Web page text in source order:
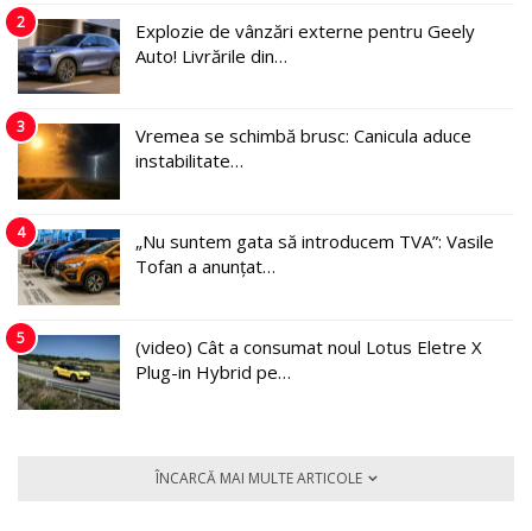
2
Explozie de vânzări externe pentru Geely
Auto! Livrările din…
3
Vremea se schimbă brusc: Canicula aduce
instabilitate…
4
„Nu suntem gata să introducem TVA”: Vasile
Tofan a anunțat…
5
(video) Cât a consumat noul Lotus Eletre X
Plug-in Hybrid pe…
ÎNCARCĂ MAI MULTE ARTICOLE